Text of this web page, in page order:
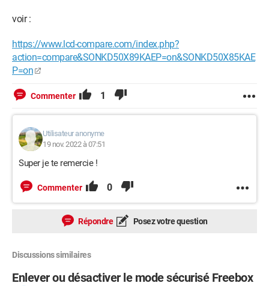
voir :
https://www.lcd-compare.com/index.php?
action=compare&SONKD50X89KAEP=on&SONKD50X85KAE
P=on
Commenter 1
Utilisateur anonyme
19 nov. 2022 à 07:51
Super je te remercie !
Commenter 0
Répondre Posez votre question
Discussions similaires
Enlever ou désactiver le mode sécurisé Freebox